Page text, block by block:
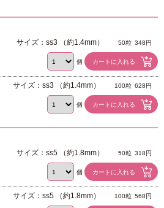
サイズ：ss3 （約1.4mm） 50粒 348円
個
サイズ：ss3 （約1.4mm） 100粒 628円
個
サイズ：ss5 （約1.8mm） 50粒 318円
個
サイズ：ss5 （約1.8mm） 100粒 568円